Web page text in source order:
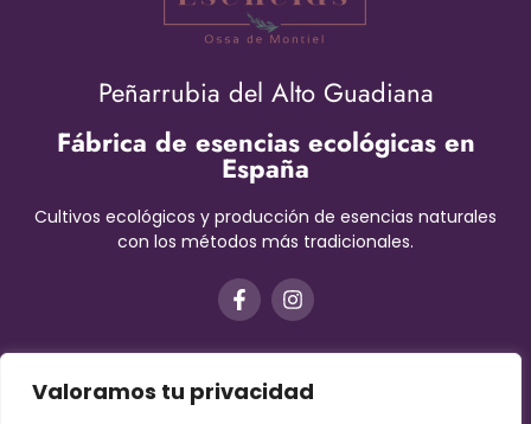
Valoramos tu privacidad
Peñarrubia del Alto Guadiana
Fábrica de esencias ecológicas en
España
Cultivos ecológicos y producción de esencias naturales
con los métodos más tradicionales.